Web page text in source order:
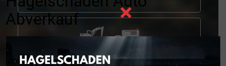
BAU- &
Abverkauf
×